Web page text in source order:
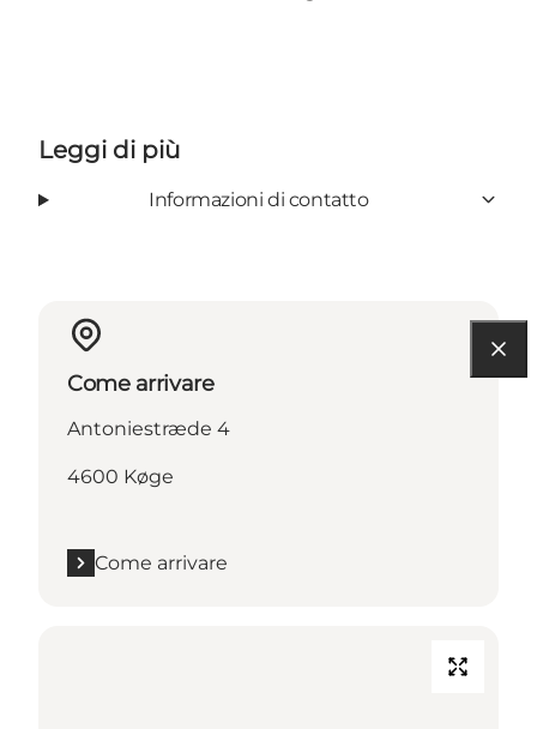
Leggi di più
Informazioni di contatto
Come arrivare
Antoniestræde 4
4600 Køge
Come arrivare